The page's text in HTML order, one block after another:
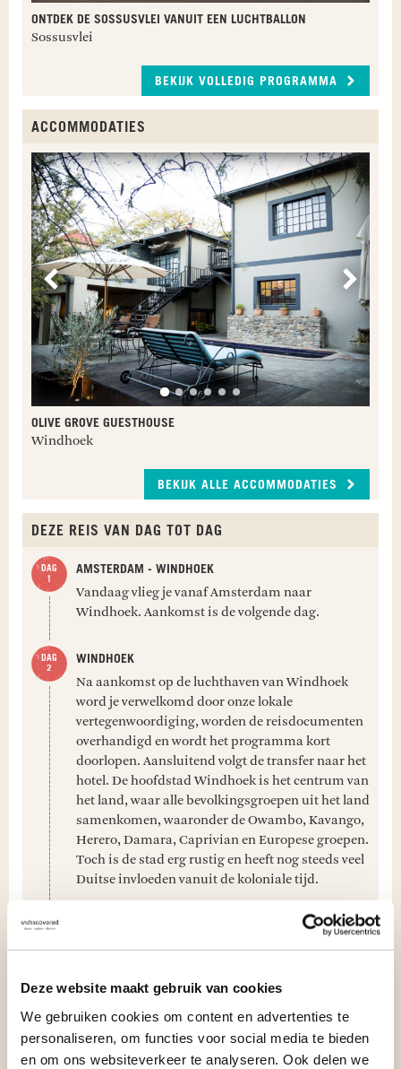
Deze website maakt gebruik van cookies
We gebruiken cookies om content en advertenties te
personaliseren, om functies voor social media te bieden
en om ons websiteverkeer te analyseren. Ook delen we
ONTDEK DE SOSSUSVLEI VANUIT EEN LUCHTBALLON
Sossusvlei
BEKIJK VOLLEDIG PROGRAMMA
ACCOMMODATIES
Vorige
OLIVE GROVE GUESTHOUSE
Windhoek
BEKIJK ALLE ACCOMMODATIES
DEZE REIS VAN DAG TOT DAG
AMSTERDAM - WINDHOEK
Vandaag vlieg je vanaf Amsterdam naar
Windhoek. Aankomst is de volgende dag.
WINDHOEK
Na aankomst op de luchthaven van Windhoek
word je verwelkomd door onze lokale
vertegenwoordiging, worden de reisdocumenten
overhandigd en wordt het programma kort
doorlopen. Aansluitend volgt de transfer naar het
hotel. De hoofdstad Windhoek is het centrum van
het land, waar alle bevolkingsgroepen uit het land
samenkomen, waaronder de Owambo, Kavango,
Herero, Damara, Caprivian en Europese groepen.
Toch is de stad erg rustig en heeft nog steeds veel
Duitse invloeden vanuit de koloniale tijd.
BEKIJK VOLLEDIG PROGRAMMA